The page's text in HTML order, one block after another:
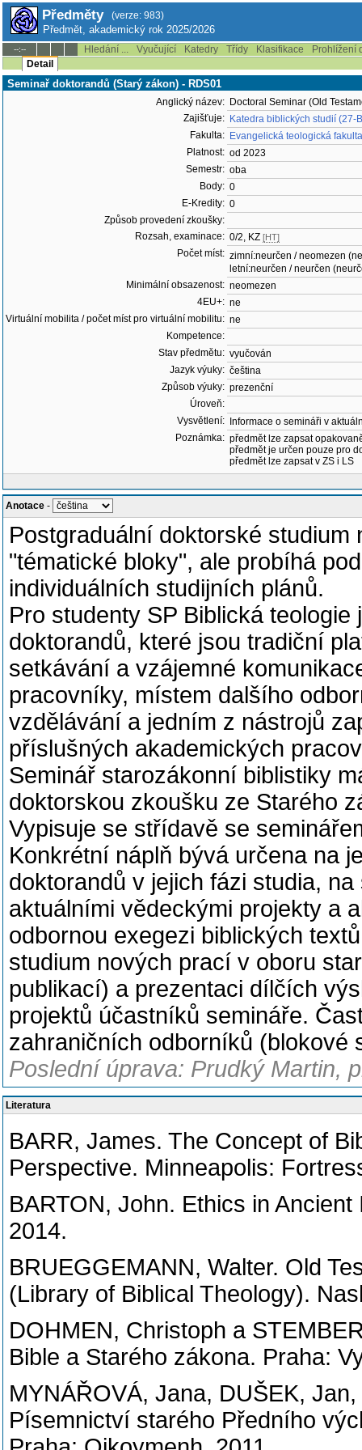
Předměty (verze: 983)
Předmět, akademický rok 2025/2026
--:-- Hledání ... Vyučující Katedry Třídy Klasifikace
Prohlížení
Detail
Seminař doktorandů (Starý zákon) - RDS01
Anglický název: Doctoral Seminar (Old
Zajišťuje: Katedra biblických studií (27-
Fakulta: Evangelická teologická fakulta
Platnost: od 2023
Semestr: oba
Body: 0
E-Kredity: 0
Způsob provedení zkoušky:
Rozsah, examinace: 0/2, KZ [HT]
Počet míst: zimní:neurčen / neomezen
letní:neurčen / neurčen
Minimální obsazenost: neomezen
4EU+: ne
Virtuální mobilita / počet míst pro virtuální mobilitu: ne
Kompetence:
Stav předmětu: vyučován
Jazyk výuky: čeština
Způsob výuky: prezenční
Úroveň:
Vysvětlení:
Informace o semináři v
Poznámka: předmět lze zapsat
předmět je určen pouze pro
předmět lze zapsat v ZS i LS
Anotace -
Postgraduální doktorské
"tématické bloky", ale probíhá
individuálních studijních plánů.
Pro studenty SP Biblická
doktorandů, které jsou tradiční
setkávání a vzájemné
pracovníky, místem dalšího
vzdělávání a jedním z nástrojů
příslušných akademických
Seminář starozákonní biblistiky
doktorskou zkoušku ze Starého
Vypisuje se střídavě se
Konkrétní náplň bývá určena na
doktorandů v jejich fázi studia,
aktuálními vědeckými projekty a
odbornou exegezi biblických
studium nových prací v oboru
publikací) a prezentaci dílčích
projektů účastníků semináře.
zahraničních odborníků (blokové
Poslední úprava: Prudký Martin,
Literatura
BARR, James. The Concept of
Perspective. Minneapolis:
BARTON, John. Ethics in
2014.
BRUEGGEMANN, Walter. Old
(Library of Biblical Theology).
DOHMEN, Christoph a
Bible a Starého zákona. Praha:
MYNÁŘOVÁ, Jana, DUŠEK,
Písemnictví starého Předního